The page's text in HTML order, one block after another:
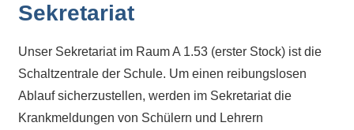
auf
Fragen
Antworten
zu
bieten.
Sekretariat
Unser Sekretariat im Raum A 1.53 (erster Stock) ist die
Schaltzentrale der Schule. Um einen reibungslosen
Ablauf sicherzustellen, werden im Sekretariat die
Krankmeldungen von Schülern und Lehrern